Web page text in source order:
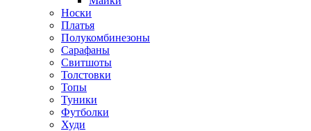
Носки
Платья
Полукомбинезоны
Сарафаны
Свитшоты
Толстовки
Топы
Туники
Футболки
Худи